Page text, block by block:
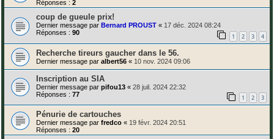
Réponses : 2
coup de gueule prix!
Dernier message par Bernard PROUST « 17 déc. 2024 08:24
Réponses : 90 1 2 3 4
Recherche tireurs gaucher dans le 56.
Dernier message par albert56 « 10 nov. 2024 09:06
Inscription au SIA
Dernier message par pifou13 « 28 juil. 2024 22:32
Réponses : 77 1 2 3
Pénurie de cartouches
Dernier message par fredco « 19 févr. 2024 20:51
Réponses : 20